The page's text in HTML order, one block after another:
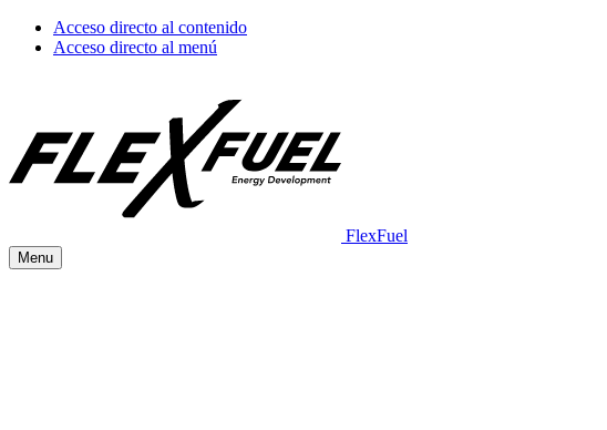
Acceso directo al contenido
Acceso directo al menú
FlexFuel
Menu